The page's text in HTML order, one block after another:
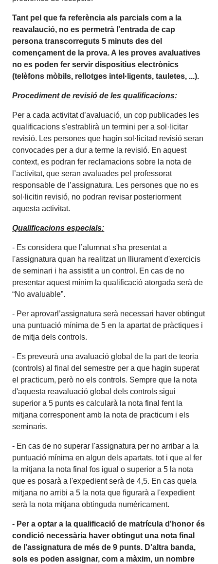
Tant pel que fa referència als parcials com a la
reavalaució, no es permetrà l'entrada de cap
persona transcorreguts 5 minuts des del
començament de la prova. A les proves avaluatives
no es poden fer servir dispositius electrònics
(telèfons mòbils, rellotges intel·ligents, tauletes, ...).
Procediment de revisió de les qualificacions:
Per a cada activitat d’avaluació, un cop publicades les
qualificacions s'estrablirà un termini per a sol·licitar
revisió. Les persones que hagin sol·licitad revisió seran
convocades per a dur a terme la revisió. En aquest
context, es podran fer reclamacions sobre la nota de
l’activitat, que seran avaluades pel professorat
responsable de l’assignatura. Les persones que no es
sol·licitin revisió, no podran revisar posteriorment
aquesta activitat.
Qualificacions especials:
- Es considera que l’alumnat s'ha presentat a
l'assignatura quan ha realitzat un lliurament d'exercicis
de seminari i ha assistit a un control. En cas de no
presentar aquest mínim la qualificació atorgada serà de
“No avaluable”.
- Per aprovarl’assignatura serà necessari haver obtingut
una puntuació mínima de 5 en la apartat de pràctiques i
de mitja dels controls.
- Es preveurà una avaluació global de la part de teoria
(controls) al final del semestre per a que hagin superat
el practicum, però no els controls. Sempre que la nota
d'aquesta reavaluació global dels controls sigui
superior a 5 punts es calcularà la nota final fent la
mitjana corresponent amb la nota de practicum i els
seminaris.
- En cas de no superar l'assignatura per no arribar a la
puntuació mínima en algun dels apartats, tot i que al fer
la mitjana la nota final fos igual o superior a 5 la nota
que es posarà a l'expedient serà de 4,5. En cas quela
mitjana no arribi a 5 la nota que figurarà a l'expedient
serà la nota mitjana obtinguda numèricament.
- Per a optar a la qualificació de matrícula d'honor és
condició necessària haver obtingut una nota final
de l'assignatura de més de 9 punts. D'altra banda,
sols es poden assignar, com a màxim, un nombre